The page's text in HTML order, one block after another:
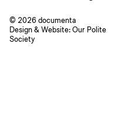
© 2026 documenta
Design & Website:Our Polite
Society